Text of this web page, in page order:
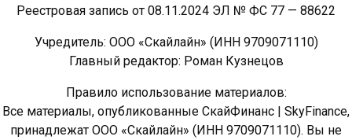
Реестровая запись от 08.11.2024 ЭЛ № ФС 77 — 88622
Учредитель: ООО «Скайлайн» (ИНН 9709071110)
Главный редактор: Роман Кузнецов
Правило использование материалов:
Все материалы, опубликованные СкайФинанс | SkyFinance,
принадлежат ООО «Скайлайн» (ИНН 9709071110). Вы не